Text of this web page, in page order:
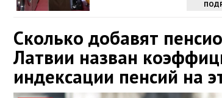
Сколько добавят
Латвии назван
индексации пенсий на